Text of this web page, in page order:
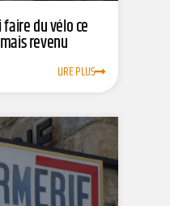
du vélo ce
revenu
LIRE PLUS